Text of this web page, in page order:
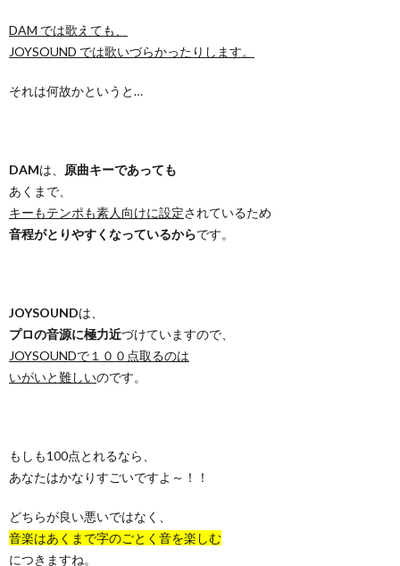
DAM では歌えても、
JOYSOUND では歌いづらかったりします。
それは何故かというと…
DAMは、 原曲キーであっても
あくまで、
キーもテンポも素人向けに設定されているため
音程がとりやすくなっているからです。
JOYSOUNDは、
プロの音源に極力近づけていますので、
JOYSOUNDで１００点取るのは
いがいと難しいのです。
もしも100点とれるなら、
あなたはかなりすごいですよ～！！
どちらが良い悪いではなく、
音楽はあくまで字のごとく音を楽しむ
につきますね。